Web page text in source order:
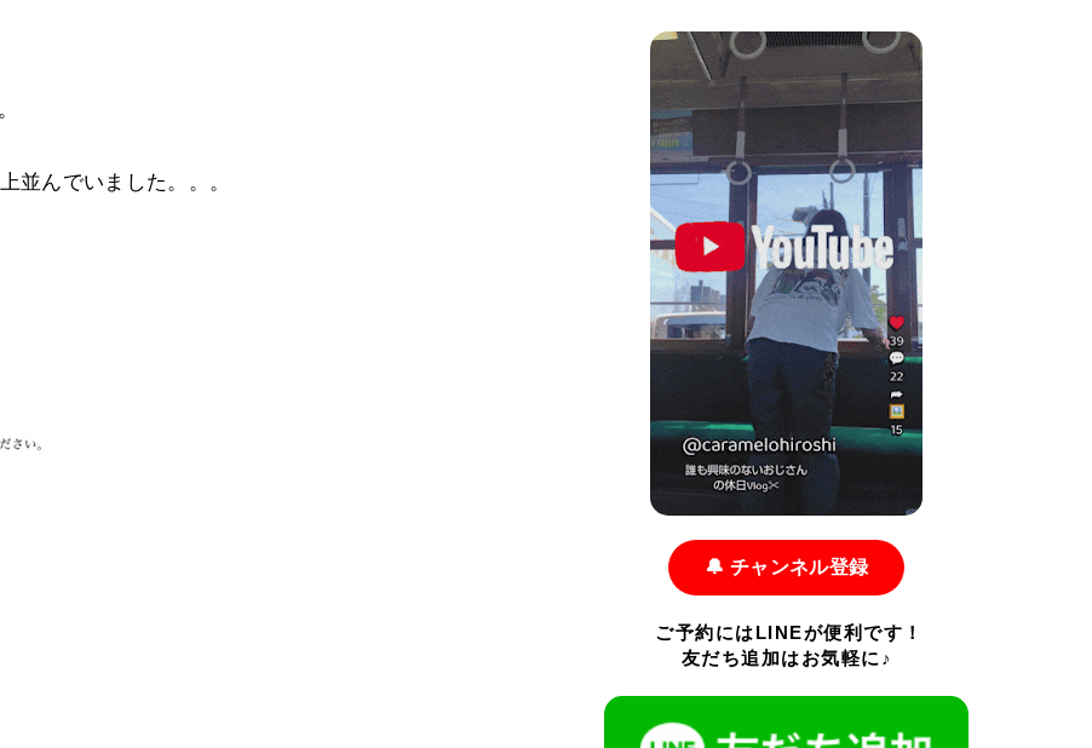
並んでいました。。。
🔔 チャンネル登録
ご予約にはLINEが便利です！
友だち追加はお気軽に♪